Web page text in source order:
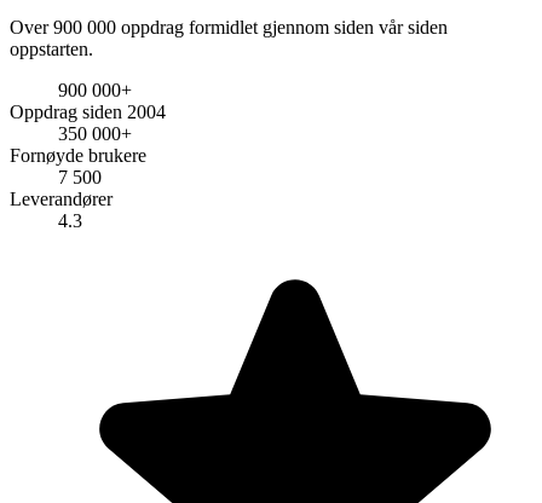
Over 900 000 oppdrag formidlet gjennom siden vår siden
oppstarten.
900 000+
Oppdrag siden 2004
350 000+
Fornøyde brukere
7 500
Leverandører
4.3